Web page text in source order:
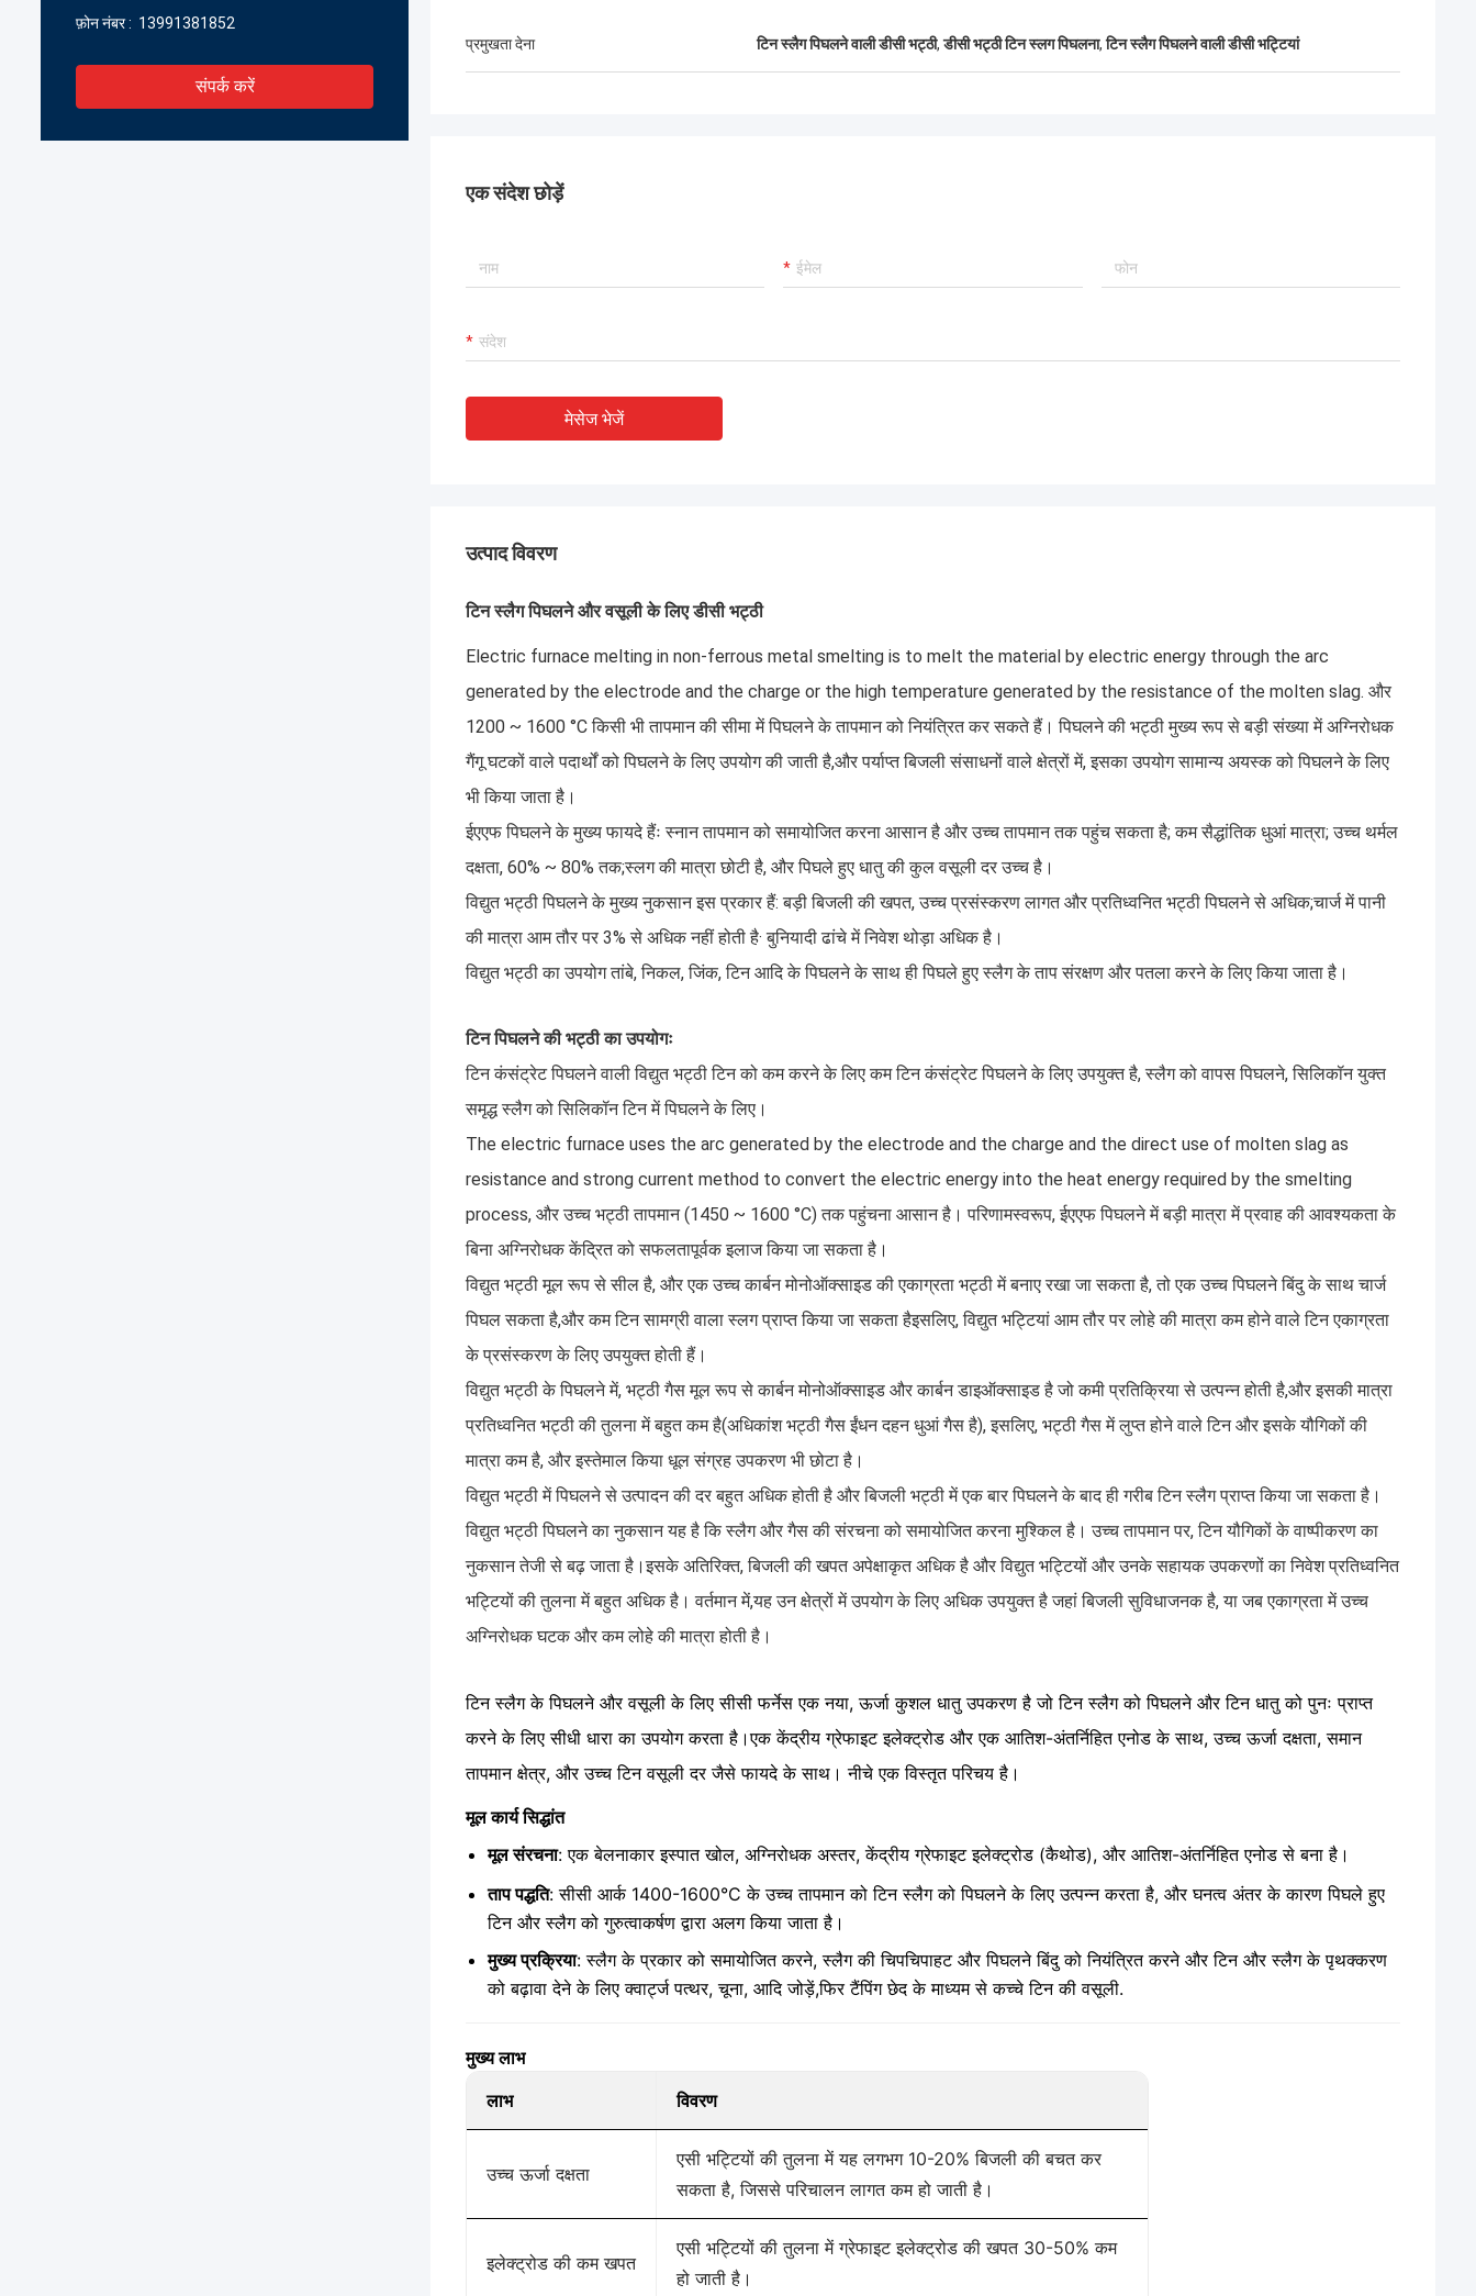
फ़ोन नंबर : 13991381852
संपर्क करें
प्रमुखता देना टिन स्लैग पिघलने वाली डीसी भट्ठी,डीसी भट्ठी टिन स्लग पिघलना,टिन स्लैग पिघलने वाली डीसी भट्टियां
एक संदेश छोड़ें
मेसेज भेजें
उत्पाद विवरण
टिन स्लैग पिघलने और वसूली के लिए डीसी भट्ठी
Electric furnace melting in non-ferrous metal smelting is to melt the material by electric energy through the arc
generated by the electrode and the charge or the high temperature generated by the resistance of the molten slag. और
1200 ~ 1600 °C किसी भी तापमान की सीमा में पिघलने के तापमान को नियंत्रित कर सकते हैं। पिघलने की भट्ठी मुख्य रूप से बड़ी संख्या में अग्निरोधक
गैंगू घटकों वाले पदार्थों को पिघलने के लिए उपयोग की जाती है,और पर्याप्त बिजली संसाधनों वाले क्षेत्रों में, इसका उपयोग सामान्य अयस्क को पिघलने के लिए
भी किया जाता है।
ईएएफ पिघलने के मुख्य फायदे हैंः स्नान तापमान को समायोजित करना आसान है और उच्च तापमान तक पहुंच सकता है; कम सैद्धांतिक धुआं मात्रा; उच्च थर्मल
दक्षता, 60% ~ 80% तक;स्लग की मात्रा छोटी है, और पिघले हुए धातु की कुल वसूली दर उच्च है।
विद्युत भट्ठी पिघलने के मुख्य नुकसान इस प्रकार हैं: बड़ी बिजली की खपत, उच्च प्रसंस्करण लागत और प्रतिध्वनित भट्ठी पिघलने से अधिक;चार्ज में पानी
की मात्रा आम तौर पर 3% से अधिक नहीं होती है· बुनियादी ढांचे में निवेश थोड़ा अधिक है।
विद्युत भट्ठी का उपयोग तांबे, निकल, जिंक, टिन आदि के पिघलने के साथ ही पिघले हुए स्लैग के ताप संरक्षण और पतला करने के लिए किया जाता है।
टिन पिघलने की भट्ठी का उपयोगः
टिन कंसंट्रेट पिघलने वाली विद्युत भट्ठी टिन को कम करने के लिए कम टिन कंसंट्रेट पिघलने के लिए उपयुक्त है, स्लैग को वापस पिघलने, सिलिकॉन युक्त
समृद्ध स्लैग को सिलिकॉन टिन में पिघलने के लिए।
The electric furnace uses the arc generated by the electrode and the charge and the direct use of molten slag as
resistance and strong current method to convert the electric energy into the heat energy required by the smelting
process, और उच्च भट्ठी तापमान (1450 ~ 1600 °C) तक पहुंचना आसान है। परिणामस्वरूप, ईएएफ पिघलने में बड़ी मात्रा में प्रवाह की आवश्यकता के
बिना अग्निरोधक केंद्रित को सफलतापूर्वक इलाज किया जा सकता है।
विद्युत भट्ठी मूल रूप से सील है, और एक उच्च कार्बन मोनोऑक्साइड की एकाग्रता भट्ठी में बनाए रखा जा सकता है, तो एक उच्च पिघलने बिंदु के साथ चार्ज
पिघल सकता है,और कम टिन सामग्री वाला स्लग प्राप्त किया जा सकता हैइसलिए, विद्युत भट्टियां आम तौर पर लोहे की मात्रा कम होने वाले टिन एकाग्रता
के प्रसंस्करण के लिए उपयुक्त होती हैं।
विद्युत भट्ठी के पिघलने में, भट्ठी गैस मूल रूप से कार्बन मोनोऑक्साइड और कार्बन डाइऑक्साइड है जो कमी प्रतिक्रिया से उत्पन्न होती है,और इसकी मात्रा
प्रतिध्वनित भट्ठी की तुलना में बहुत कम है(अधिकांश भट्ठी गैस ईंधन दहन धुआं गैस है), इसलिए, भट्ठी गैस में लुप्त होने वाले टिन और इसके यौगिकों की
मात्रा कम है, और इस्तेमाल किया धूल संग्रह उपकरण भी छोटा है।
विद्युत भट्ठी में पिघलने से उत्पादन की दर बहुत अधिक होती है और बिजली भट्ठी में एक बार पिघलने के बाद ही गरीब टिन स्लैग प्राप्त किया जा सकता है।
विद्युत भट्ठी पिघलने का नुकसान यह है कि स्लैग और गैस की संरचना को समायोजित करना मुश्किल है। उच्च तापमान पर, टिन यौगिकों के वाष्पीकरण का
नुकसान तेजी से बढ़ जाता है।इसके अतिरिक्त, बिजली की खपत अपेक्षाकृत अधिक है और विद्युत भट्टियों और उनके सहायक उपकरणों का निवेश प्रतिध्वनित
भट्टियों की तुलना में बहुत अधिक है। वर्तमान में,यह उन क्षेत्रों में उपयोग के लिए अधिक उपयुक्त है जहां बिजली सुविधाजनक है, या जब एकाग्रता में उच्च
अग्निरोधक घटक और कम लोहे की मात्रा होती है।
टिन स्लैग के पिघलने और वसूली के लिए सीसी फर्नेस एक नया, ऊर्जा कुशल धातु उपकरण है जो टिन स्लैग को पिघलने और टिन धातु को पुनः प्राप्त
करने के लिए सीधी धारा का उपयोग करता है।एक केंद्रीय ग्रेफाइट इलेक्ट्रोड और एक आतिश-अंतर्निहित एनोड के साथ, उच्च ऊर्जा दक्षता, समान
तापमान क्षेत्र, और उच्च टिन वसूली दर जैसे फायदे के साथ। नीचे एक विस्तृत परिचय है।
मूल कार्य सिद्धांत
मूल संरचना: एक बेलनाकार इस्पात खोल, अग्निरोधक अस्तर, केंद्रीय ग्रेफाइट इलेक्ट्रोड (कैथोड), और आतिश-अंतर्निहित एनोड से बना है।
ताप पद्धति: सीसी आर्क 1400-1600°C के उच्च तापमान को टिन स्लैग को पिघलने के लिए उत्पन्न करता है, और घनत्व अंतर के कारण पिघले हुए
टिन और स्लैग को गुरुत्वाकर्षण द्वारा अलग किया जाता है।
मुख्य प्रक्रिया: स्लैग के प्रकार को समायोजित करने, स्लैग की चिपचिपाहट और पिघलने बिंदु को नियंत्रित करने और टिन और स्लैग के पृथक्करण
को बढ़ावा देने के लिए क्वार्ट्ज पत्थर, चूना, आदि जोड़ें,फिर टैंपिंग छेद के माध्यम से कच्चे टिन की वसूली.
मुख्य लाभ
लाभ
विवरण
उच्च ऊर्जा दक्षता
एसी भट्टियों की तुलना में यह लगभग 10-20% बिजली की बचत कर
सकता है, जिससे परिचालन लागत कम हो जाती है।
इलेक्ट्रोड की कम खपत
एसी भट्टियों की तुलना में ग्रेफाइट इलेक्ट्रोड की खपत 30-50% कम
हो जाती है।